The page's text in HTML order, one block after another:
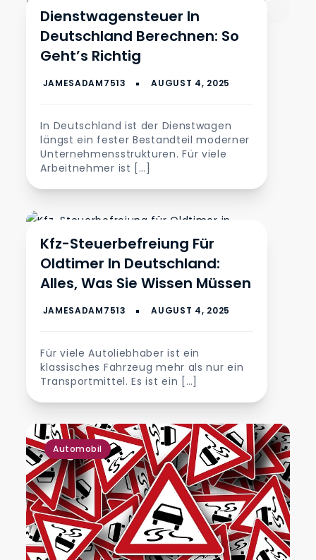
Dienstwagensteuer In
Deutschland Berechnen: So
Geht’s Richtig
In Deutschland ist der Dienstwagen
längst ein fester Bestandteil moderner
Unternehmensstrukturen. Für viele
Arbeitnehmer ist […]
Automobil
Kfz-Steuerbefreiung Für
Oldtimer In Deutschland:
Alles, Was Sie Wissen Müssen
Für viele Autoliebhaber ist ein
klassisches Fahrzeug mehr als nur ein
Transportmittel. Es ist ein […]
Automobil